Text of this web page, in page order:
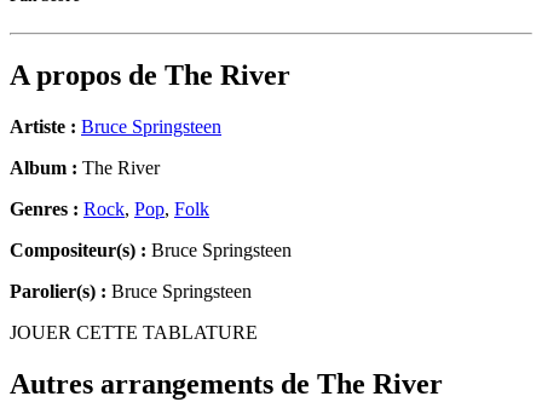
A propos de The River
Artiste : Bruce Springsteen
Album : The River
Genres : Rock, Pop, Folk
Compositeur(s) : Bruce Springsteen
Parolier(s) : Bruce Springsteen
JOUER CETTE TABLATURE
Autres arrangements de The River